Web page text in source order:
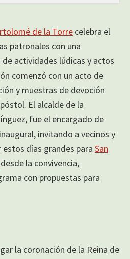
de la Torre celebra el
patronales con una
actividades lúdicas y actos
comenzó con un acto de
y muestras de devoción
El alcalde de la
fue el encargado de
invitando a vecinos y
días grandes para San
desde la convivencia,
con propuestas para
la coronación de la Reina de